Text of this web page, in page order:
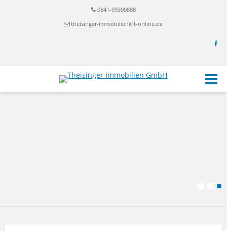
0841-99390888
theisinger-immobilien@t-online.de